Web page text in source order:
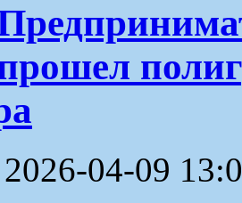
04-09